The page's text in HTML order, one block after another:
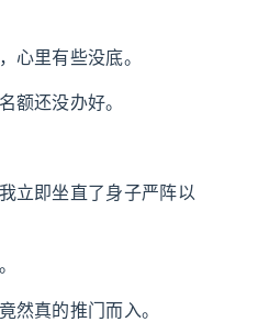
心里有些没底。
额还没办好。
立即坐直了身子严阵以
然真的推门而入。